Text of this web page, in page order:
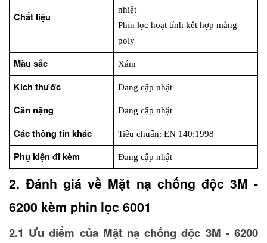
Chất liệu
nhiệt
Phin lọc hoạt tính kết hợp màng
poly
Màu sắc Xám
Kích thước Đang cập nhật
Cân nặng Đang cập nhật
Các thông tin khác Tiêu chuẩn: EN 140:1998
Phụ kiện đi kèm Đang cập nhật
2. Đánh giá về Mặt nạ chống độc 3M -
6200 kèm phin lọc 6001
2.1 Ưu điểm của Mặt nạ chống độc 3M - 6200